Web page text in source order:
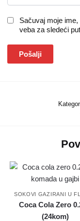
Sačuvaj moje
veba za sledeći
SOKOVI GAZIRANI U
Coca Cola Zero
(24kom)